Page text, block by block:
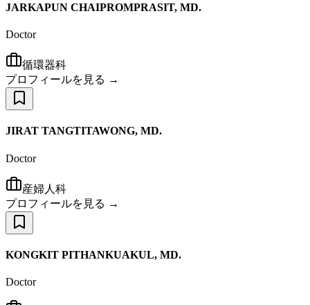
JARKAPUN CHAIPROMPRASIT, MD.
Doctor
循環器科
プロフィールを見る →
JIRAT TANGTITAWONG, MD.
Doctor
産婦人科
プロフィールを見る →
KONGKIT PITHANKUAKUL, MD.
Doctor